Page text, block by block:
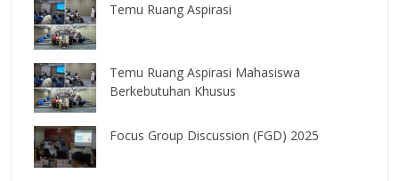
Temu Ruang Aspirasi
Temu Ruang Aspirasi Mahasiswa
Berkebutuhan Khusus
Focus Group Discussion (FGD) 2025